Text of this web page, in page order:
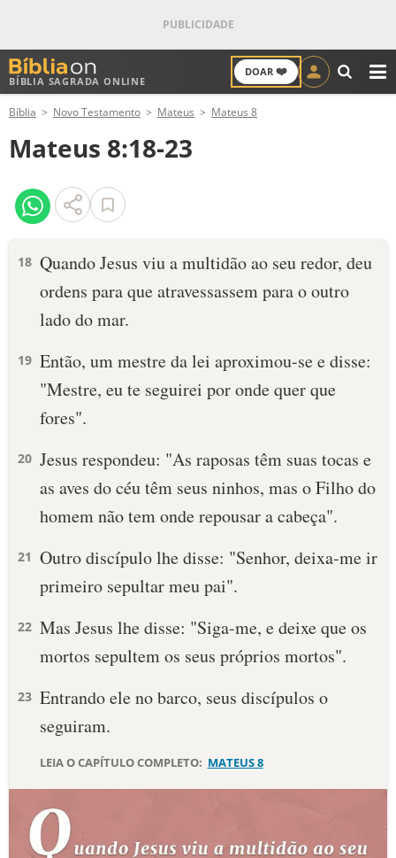
BÍBLIA SAGRADA ONLINE
DOAR ❤️
ANTIGO TESTAMENTO
NOVO TESTAMENTO
VERSÍCULOS
PALAVRA DO DIA
DEVOCIONAL DIÁRIO
10 MANDAMENTOS
ESTUDOS BÍBLICOS
ESBOÇOS DE PREGAÇÃO
TEMAS
TERMO BÍBLICO JOGOS
QUEM SOMOS
Bíblia Novo Testamento Mateus Mateus 8
Mateus 8:18-23
18 Quando Jesus viu a multidão ao seu redor, deu
ordens para que atravessassem para o outro
lado do mar.
19 Então, um mestre da lei aproximou-se e disse:
"Mestre, eu te seguirei por onde quer que
fores".
20 Jesus respondeu: "As raposas têm suas tocas e
as aves do céu têm seus ninhos, mas o Filho do
homem não tem onde repousar a cabeça".
21 Outro discípulo lhe disse: "Senhor, deixa-me ir
primeiro sepultar meu pai".
22 Mas Jesus lhe disse: "Siga-me, e deixe que os
mortos sepultem os seus próprios mortos".
23 Entrando ele no barco, seus discípulos o
seguiram.
LEIA O CAPÍTULO COMPLETO: MATEUS 8